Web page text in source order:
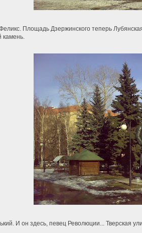
Площадь Дзержинского теперь
камень.
И он здесь, певец Революции... Тверская